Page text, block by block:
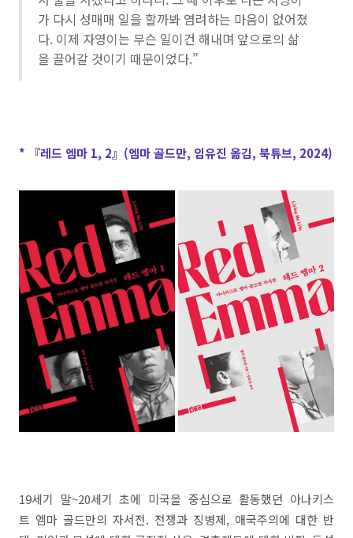
가 다시 성매매 일을 할까봐 염려하는 마음이 없어졌
다. 이제 자영이는 무슨 일이건 해내며 앞으로의 삶
을 끌어갈 것이기 때문이었다.”
* 『레드 엠마 1, 2』(엠마 골드만, 임유진 옮김, 북튜브, 2024)
19세기 말~20세기 초에 미국을 중심으로 활동했던 아나키스
트 엠마 골드만의 자서전. 전쟁과 징병제, 애국주의에 대한 반